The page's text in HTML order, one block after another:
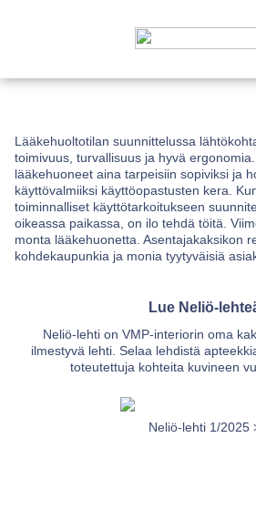
Lääkehuoltotilan suunnittelussa
toimivuus, turvallisuus ja hyvä
lääkehuoneet aina tarpeisiin sopiviksi ja
käyttövalmiiksi käyttöopastusten kera.
toiminnalliset käyttötarkoitukseen
oikeassa paikassa, on ilo tehdä töitä.
monta lääkehuonetta. Asentajakaksikon
kohdekaupunkia ja monia tyytyväisiä
Lue Neliö-
Neliö-lehti on VMP-interiorin oma
ilmestyvä lehti. Selaa lehdistä
toteutettuja kohteita kuvineen
Neliö-lehti 1/2025